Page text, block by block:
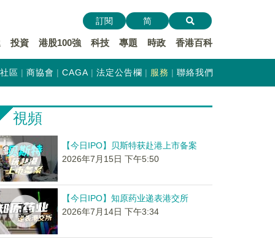
投資 港股100強 科技 專題 時政 香港百科
訂閱 简
社區 商協會 CAGA 法定公告欄 服務 聯絡我們
視頻
【今日IPO】贝斯特获赴港上市备案
2026年7月15日 下午5:50
【今日IPO】知原药业递表港交所
2026年7月14日 下午3:34